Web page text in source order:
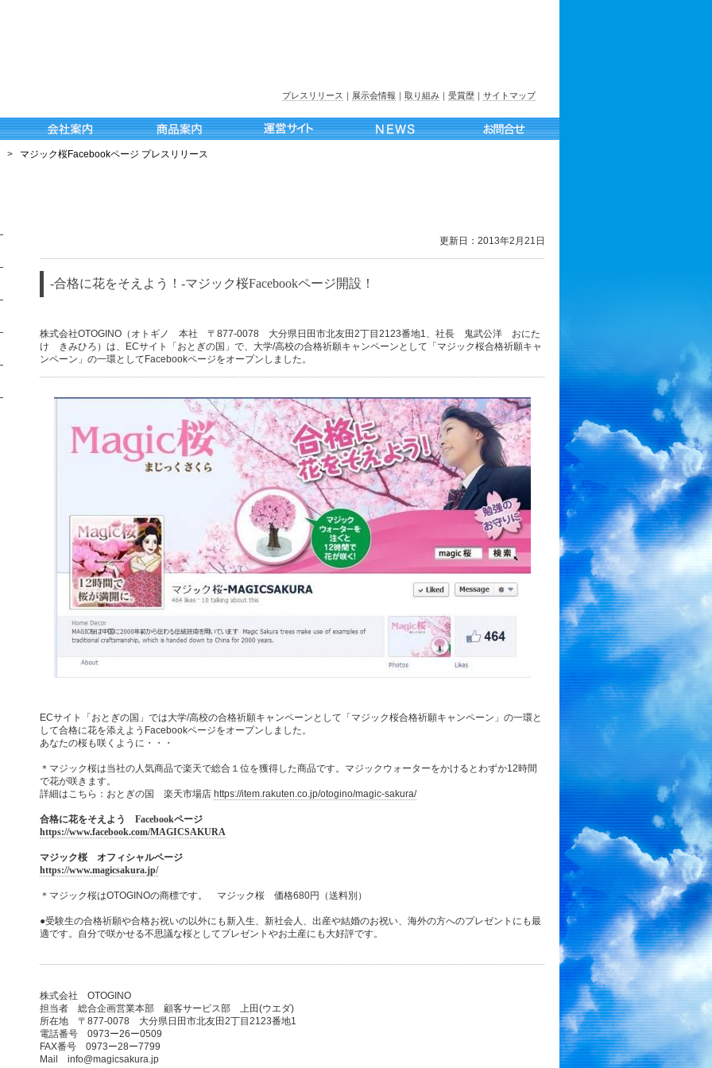
プレスリリース ｜ 展示会情報 ｜ 取り組み ｜ 受賞歴 ｜ サイトマップ
> マジック桜Facebookページ プレスリリース
更新日：2013年2月21日
-合格に花をそえよう！-マジック桜Facebookページ開設！
株式会社OTOGINO（オトギノ 本社 〒877-0078 大分県日田市北友田2丁目2123番地1、社長 鬼武公洋 おにた
け きみひろ）は、ECサイト「おとぎの国」で、大学/高校の合格祈願キャンペーンとして「マジック桜合格祈願キャ
ンペーン」の一環としてFacebookページをオープンしました。
ECサイト「おとぎの国」では大学/高校の合格祈願キャンペーンとして「マジック桜合格祈願キャンペーン」の一環と
して合格に花を添えようFacebookページをオープンしました。
あなたの桜も咲くように・・・
＊マジック桜は当社の人気商品で楽天で総合１位を獲得した商品です。マジックウォーターをかけるとわずか12時間
で花が咲きます。
詳細はこちら：おとぎの国 楽天市場店 https://item.rakuten.co.jp/otogino/magic-sakura/
合格に花をそえよう Facebookページ
https://www.facebook.com/MAGICSAKURA
マジック桜 オフィシャルページ
https://www.magicsakura.jp/
＊マジック桜はOTOGINOの商標です。 マジック桜 価格680円（送料別）
●受験生の合格祈願や合格お祝いの以外にも新入生、新社会人、出産や結婚のお祝い、海外の方へのプレゼントにも最
適です。自分で咲かせる不思議な桜としてプレゼントやお土産にも大好評です。
株式会社 OTOGINO
担当者 総合企画営業本部 顧客サービス部 上田(ウエダ)
所在地 〒877-0078 大分県日田市北友田2丁目2123番地1
電話番号 0973ー26ー0509
FAX番号 0973ー28ー7799
Mail info@magicsakura.jp